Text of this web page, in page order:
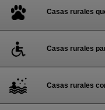
Casas rurales
Casas rurales
Casas rurales